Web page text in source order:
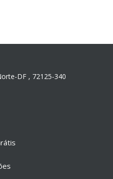
DF , 72125-340